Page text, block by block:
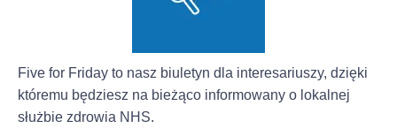
Five for Friday to nasz biuletyn dla interesariuszy, dzięki
któremu będziesz na bieżąco informowany o lokalnej
służbie zdrowia NHS.